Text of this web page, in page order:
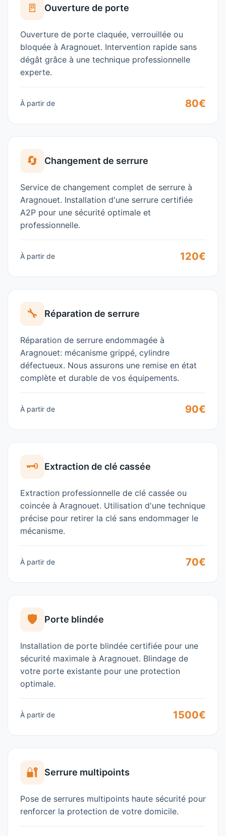
🚪 Ouverture de porte
Ouverture de porte claquée, verrouillée ou
bloquée à Aragnouet. Intervention rapide sans
dégât grâce à une technique professionnelle
experte.
À partir de 80€
🔄 Changement de serrure
Service de changement complet de serrure à
Aragnouet. Installation d'une serrure certifiée
A2P pour une sécurité optimale et
professionnelle.
À partir de 120€
🔧 Réparation de serrure
Réparation de serrure endommagée à
Aragnouet: mécanisme grippé, cylindre
défectueux. Nous assurons une remise en état
complète et durable de vos équipements.
À partir de 90€
🗝️ Extraction de clé cassée
Extraction professionnelle de clé cassée ou
coincée à Aragnouet. Utilisation d'une technique
précise pour retirer la clé sans endommager le
mécanisme.
À partir de 70€
🛡️ Porte blindée
Installation de porte blindée certifiée pour une
sécurité maximale à Aragnouet. Blindage de
votre porte existante pour une protection
optimale.
À partir de 1500€
🔐 Serrure multipoints
Pose de serrures multipoints haute sécurité pour
renforcer la protection de votre domicile.